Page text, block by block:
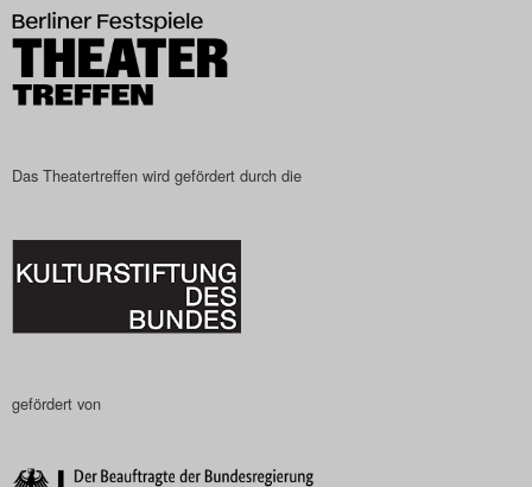
Das Theatertreffen wird gefördert durch die
gefördert von